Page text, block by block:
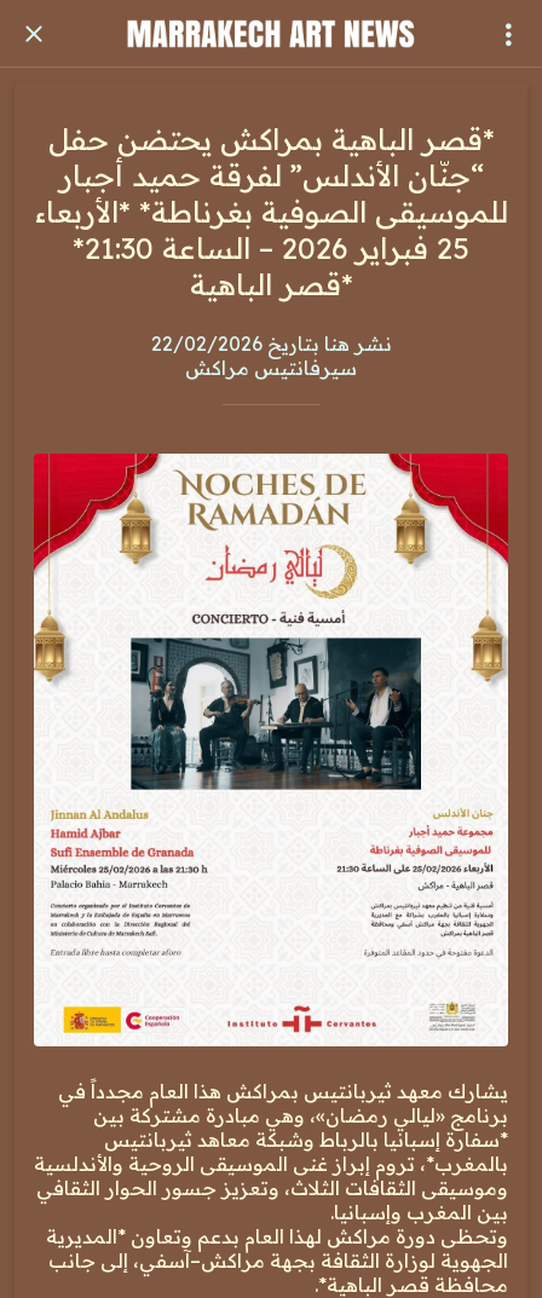
*قصر الباهية بمراكش يحتضن حفل
“جنّان الأندلس” لفرقة حميد أجبار
للموسيقى الصوفية بغرناطة* *الأربعاء
25 فبراير 2026 – الساعة 21:30*
*قصر الباهية
نشر هنا بتاريخ 22/02/2026
سيرفانتيس مراكش
يشارك معهد ثيربانتيس بمراكش هذا العام مجدداً في
برنامج «ليالي رمضان»، وهي مبادرة مشتركة بين
*سفارة إسبانيا بالرباط وشبكة معاهد ثيربانتيس
بالمغرب*، تروم إبراز غنى الموسيقى الروحية والأندلسية
وموسيقى الثقافات الثلاث، وتعزيز جسور الحوار الثقافي
بين المغرب وإسبانيا.
وتحظى دورة مراكش لهذا العام بدعم وتعاون *المديرية
الجهوية لوزارة الثقافة بجهة مراكش–آسفي، إلى جانب
محافظة قصر الباهية*.